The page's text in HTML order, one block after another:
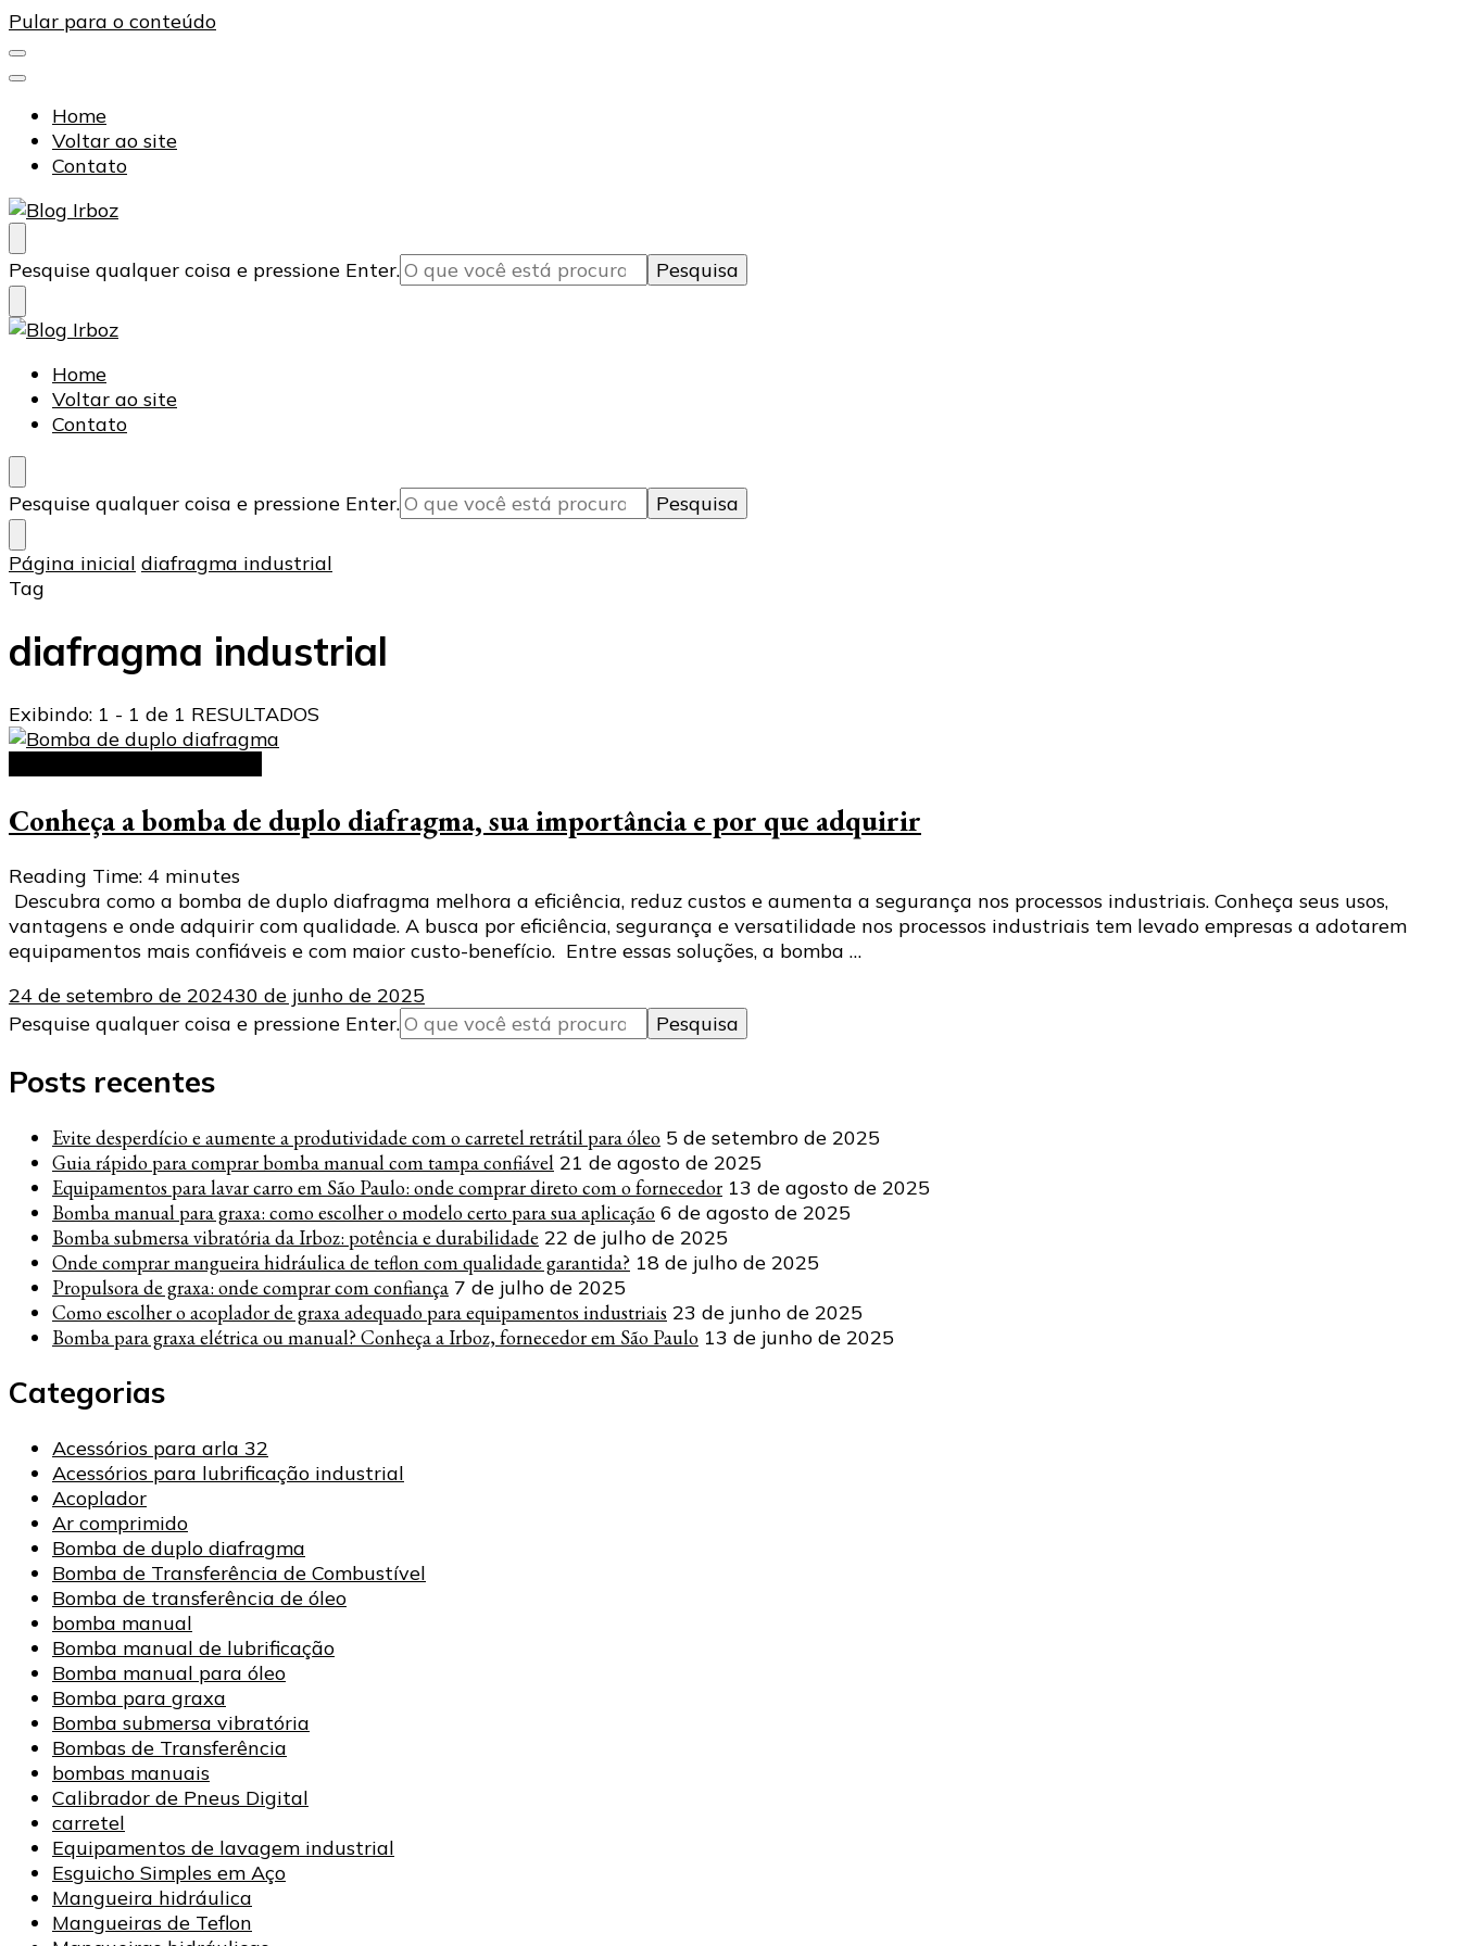
Pular para o conteúdo
Home
Voltar ao site
Contato
Blog Irboz
Blog de Lubrificação Industrial
Procurando
algo?
Pesquise qualquer coisa e pressione Enter.
Blog Irboz
Blog de Lubrificação Industrial
Home
Voltar ao site
Contato
Procurando
algo?
Pesquise qualquer coisa e pressione Enter.
Página inicial diafragma industrial
Tag
diafragma industrial
Exibindo: 1 - 1 de 1 RESULTADOS
Conheça a bomba de duplo diafragma, sua importância e por que adquirir
Reading Time: 4 minutes
Descubra como a bomba de duplo diafragma melhora a eficiência, reduz custos e aumenta a segurança nos processos industriais. Conheça seus usos,
vantagens e onde adquirir com qualidade. A busca por eficiência, segurança e versatilidade nos processos industriais tem levado empresas a adotarem
equipamentos mais confiáveis e com maior custo-benefício. Entre essas soluções, a bomba …
24 de setembro de 202430 de junho de 2025
Procurando
Pesquise qualquer coisa e pressione Enter.
Posts recentes
Evite desperdício e aumente a produtividade com o carretel retrátil para óleo 5 de setembro de 2025
Guia rápido para comprar bomba manual com tampa confiável 21 de agosto de 2025
Equipamentos para lavar carro em São Paulo: onde comprar direto com o fornecedor 13 de agosto de 2025
Bomba manual para graxa: como escolher o modelo certo para sua aplicação 6 de agosto de 2025
Bomba submersa vibratória da Irboz: potência e durabilidade 22 de julho de 2025
Onde comprar mangueira hidráulica de teflon com qualidade garantida? 18 de julho de 2025
Propulsora de graxa: onde comprar com confiança 7 de julho de 2025
Como escolher o acoplador de graxa adequado para equipamentos industriais 23 de junho de 2025
Bomba para graxa elétrica ou manual? Conheça a Irboz, fornecedor em São Paulo 13 de junho de 2025
Categorias
Acessórios para arla 32
Acessórios para lubrificação industrial
Acoplador
Ar comprimido
Bomba de duplo diafragma
Bomba de Transferência de Combustível
Bomba de transferência de óleo
bomba manual
Bomba manual de lubrificação
Bomba manual para óleo
Bomba para graxa
Bomba submersa vibratória
Bombas de Transferência
bombas manuais
Calibrador de Pneus Digital
carretel
Equipamentos de lavagem industrial
Esguicho Simples em Aço
Mangueira hidráulica
Mangueiras de Teflon